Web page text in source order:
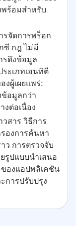
พร้อมสำหรับ
รจัดการพร็อก
ซี กฎ ไม่มี
รดึงข้อมูล
ะเภทเอนทิตี
งผู้เผยแพร่:
อมูลกว่า
งต่อเนื่อง
วสาร วิธีการ
องการค้นหา
ว การตรวจจับ
รูปแบบนำเสนอ
องแอปพลิเคชัน
การปรับปรุง